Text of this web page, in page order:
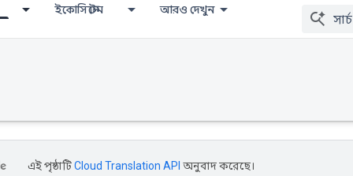
ইকোসিস্টেম আরও দেখুন
এই পৃষ্ঠাটিCloud Translation API অনুবাদ করেছে।